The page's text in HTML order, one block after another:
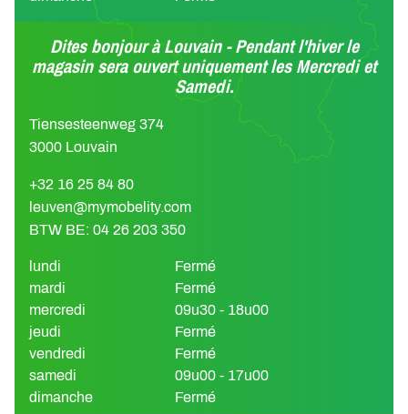
Dites bonjour à Louvain - Pendant l'hiver le
magasin sera ouvert uniquement les Mercredi et
Samedi.
Tiensesteenweg 374
3000 Louvain
+32 16 25 84 80
leuven@mymobelity.com
BTW BE: 04 26 203 350
lundi
Fermé
mardi
Fermé
mercredi
09u30 - 18u00
jeudi
Fermé
vendredi
Fermé
samedi
09u00 - 17u00
dimanche
Fermé